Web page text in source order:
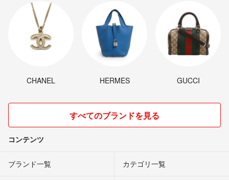
CHANEL HERMES GUCCI
すべてのブランドを見る
コンテンツ
ブランド一覧 カテゴリ一覧